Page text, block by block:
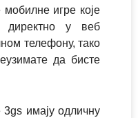
игре које
директно у веб
телефону, тако
да бисте
имају одличну